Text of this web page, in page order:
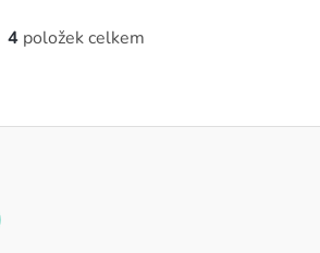
O
á
4 položek celkem